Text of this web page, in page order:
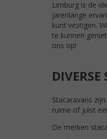
Limburg is de
jarenlange
kunt vestigen.
te kunnen
ons op!
DIVERSE
Stacaravans
ruime of juist
De merken